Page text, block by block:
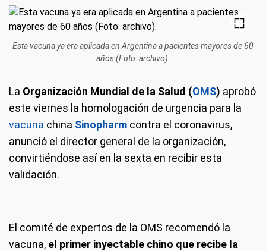
Esta vacuna ya era aplicada en Argentina a pacientes mayores de 60
años (Foto: archivo).
La Organización Mundial de la Salud (OMS) aprobó
este viernes la homologación de urgencia para la
vacuna china Sinopharm contra el coronavirus,
anunció el director general de la organización,
convirtiéndose así en la sexta en recibir esta
validación.
El comité de expertos de la OMS recomendó la
vacuna, el primer inyectable chino que recibe la